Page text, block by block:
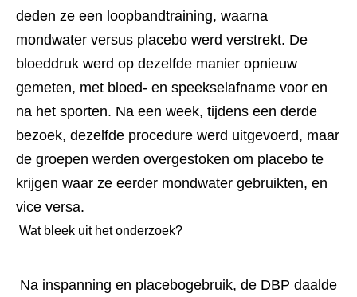
deden ze een loopbandtraining, waarna
mondwater versus placebo werd verstrekt. De
bloeddruk werd op dezelfde manier opnieuw
gemeten, met bloed- en speekselafname voor en
na het sporten. Na een week, tijdens een derde
bezoek, dezelfde procedure werd uitgevoerd, maar
de groepen werden overgestoken om placebo te
krijgen waar ze eerder mondwater gebruikten, en
vice versa.
Wat bleek uit het onderzoek?